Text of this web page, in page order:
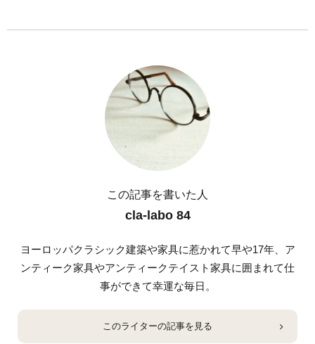
この記事を書いた人
cla-labo 84
このライターの記事を見る
ヨーロッパクラシック建築や家具に惹かれて早や17年、ア
ンティーク家具やアンティークテイスト家具に囲まれて仕
事ができて幸運な毎日。